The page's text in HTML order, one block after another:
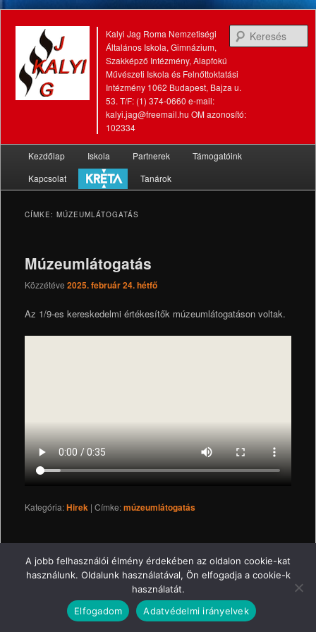
Kalyi Jag Roma Nemzetiségi
Általános Iskola, Gimnázium,
Szakképző Intézmény, Alapfokú
Művészeti Iskola és Felnőttoktatási
Intézmény 1062 Budapest, Bajza u.
53. T/F: (1) 374-0660 e-mail:
kalyi.jag@freemail.hu OM azonosító:
102334
Tovább
az
Tovább
a
Kezdőlap Iskola Partnerek
Támogatóink
Kapcsolat
Tanárok
CÍMKE: MÚZEUMLÁTOGATÁS
Múzeumlátogatás
Közzétéve 2025. február 24. hétfő
Az 1/9-es kereskedelmi értékesítők múzeumlátogatáson voltak.
Kategória:Hirek | Címke:múzeumlátogatás
Jogi nyilatkozat
© 2016 Kalyi Jag Iskola
A jobb felhasználói élmény érdekében az oldalon cookie-kat
használunk. Oldalunk használatával, Ön elfogadja a cookie-k
használatát.
Elfogadom
Adatvédelmi irányelvek